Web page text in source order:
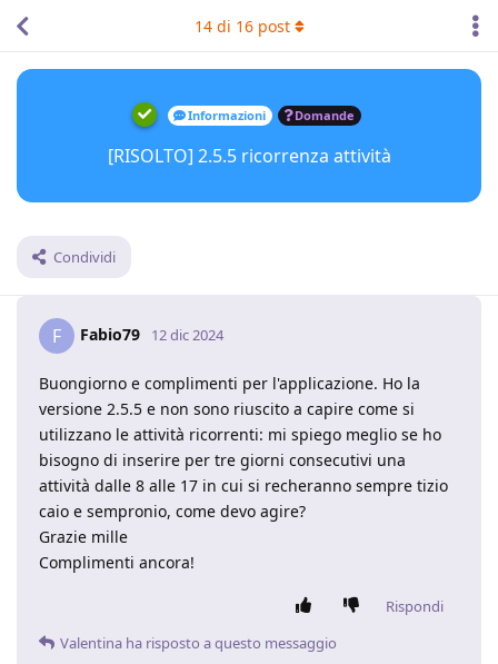
Informazioni Domande
[RISOLTO] 2.5.5 ricorrenza attività
Condividi
14di 16post
F Fabio79 12 dic 2024
Buongiorno e complimenti per l'applicazione. Ho la
versione 2.5.5 e non sono riuscito a capire come si
utilizzano le attività ricorrenti: mi spiego meglio se ho
bisogno di inserire per tre giorni consecutivi una
attività dalle 8 alle 17 in cui si recheranno sempre tizio
caio e sempronio, come devo agire?
Grazie mille
Complimenti ancora!
Rispondi
Valentina ha risposto a questo messaggio